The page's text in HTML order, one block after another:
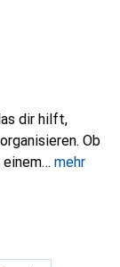
dir hilft,
Ob
einem
mehr